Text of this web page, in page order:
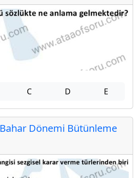
C D E
Dönemi Bütünleme